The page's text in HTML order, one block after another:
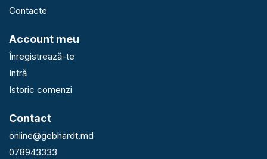
Contacte
Account meu
Înregistrează-te
Intră
Istoric comenzi
Contact
online@gebhardt.md
078943333